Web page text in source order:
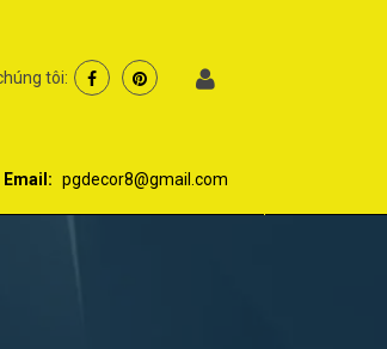
tôi:
Email: pgdecor8@gmail.com